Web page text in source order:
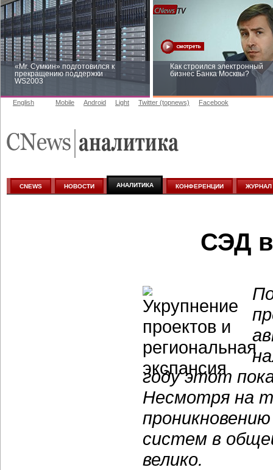
«Mr. Сумкин» подготовился к
прекращению поддержки
WS2003
Как строился электронный
бизнес Банка Москвы?
аналитике
English Mobile Android Light Twitter (topnews) Facebook
CNEWS НОВОСТИ АНАЛИТИКА КОНФЕРЕНЦИИ ЖУРНАЛ
СЭД
году этот
Несмотря на
систем в
велико.